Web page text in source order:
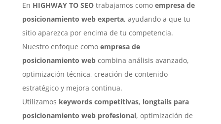
En HIGHWAY TO SEOtrabajamos como empresa de
posicionamiento web experta, ayudando a que tu
sitio aparezca por encima de tu competencia.
Nuestro enfoque como empresa de
posicionamiento webcombina análisis avanzado,
optimización técnica, creación de contenido
estratégico y mejora continua.
Utilizamos keywords competitivas, longtails para
posicionamiento web profesional, optimización de